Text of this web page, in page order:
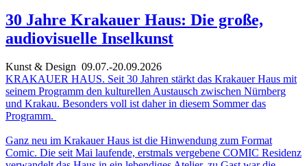
30 Jahre Krakauer Haus: Die große,
audiovisuelle Inselkunst
Kunst & Design 09.07.-20.09.2026
KRAKAUER HAUS. Seit 30 Jahren stärkt das Krakauer Haus mit
seinem Programm den kulturellen Austausch zwischen Nürnberg
und Krakau. Besonders voll ist daher in diesem Sommer das
Programm.
Ganz neu im Krakauer Haus ist die Hinwendung zum Format
Comic. Die seit Mai laufende, erstmals vergebene COMIC Residenz